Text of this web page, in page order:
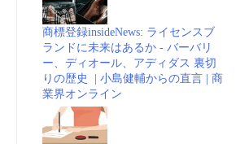
商標登録insideNews: ライセンスブ
ランドに未来はあるか - バーバリ
ー、ディオール、アディダス 裏切
りの歴史 | 小島健輔からの直言 | 商
業界オンライン